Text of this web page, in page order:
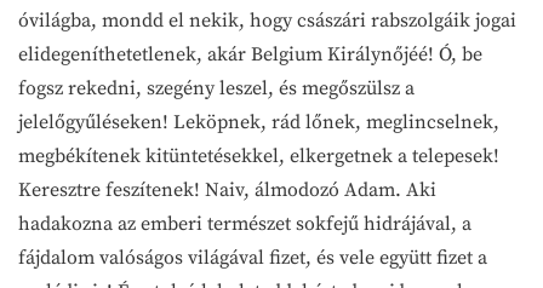
óvilágba, mondd el nekik, hogy császári rabszolgáik jogai
elidegeníthetetlenek, akár Belgium Királynőjéé! Ó, be
fogsz rekedni, szegény leszel, és megőszülsz a
jelelőgyűléseken! Leköpnek, rád lőnek, meglincselnek,
megbékítenek kitüntetésekkel, elkergetnek a telepesek!
Keresztre feszítenek! Naiv, álmodozó Adam. Aki
hadakozna az emberi természet sokfejű hidrájával, a
fájdalom valóságos világával fizet, és vele együtt fizet a